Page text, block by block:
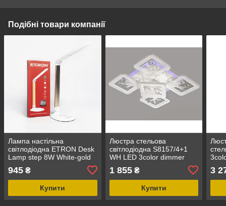
Подібні товари компанії
Лампа настільна
світлодіодна ETRON Desk
Lamp step 8W White-gold
945 ₴
Купити
Люстра стельова
світлодіодна S8157/4+1
WH LED 3color dimmer
1 855₴
Купити
3